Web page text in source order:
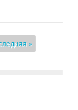
»